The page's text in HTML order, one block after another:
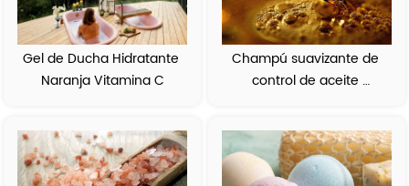
Gel de Ducha Hidratante
Naranja Vitamina C
Champú suavizante de
control de aceite